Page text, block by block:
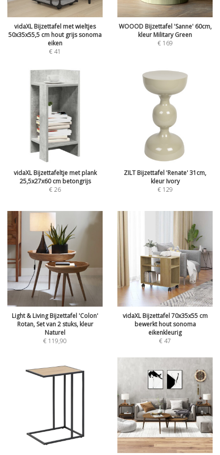
vidaXL Bijzettafel met wieltjes
50x35x55,5 cm hout grijs sonoma
eiken
€41
WOOOD Bijzettafel 'Sanne' 60cm,
kleur Military Green
€ 169
vidaXL Bijzettafeltje met plank
25,5x27x60 cm betongrijs
€26
ZILT Bijzettafel 'Renate' 31cm,
kleur Ivory
€ 129
Light & Living Bijzettafel 'Colon'
Rotan, Set van 2 stuks, kleur
Naturel
€ 119,90
vidaXL Bijzettafel 70x35x55 cm
bewerkt hout sonoma
eikenkleurig
€47